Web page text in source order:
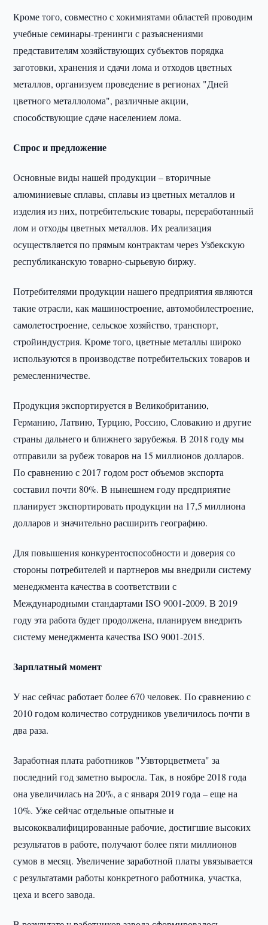
Кроме того, совместно с хокимиятами областей проводим
учебные семинары-тренинги с разъяснениями
представителям хозяйствующих субъектов порядка
заготовки, хранения и сдачи лома и отходов цветных
металлов, организуем проведение в регионах "Дней
цветного металлолома", различные акции,
способствующие сдаче населением лома.
Спрос и предложение
Основные виды нашей продукции – вторичные
алюминиевые сплавы, сплавы из цветных металлов и
изделия из них, потребительские товары, переработанный
лом и отходы цветных металлов. Их реализация
осуществляется по прямым контрактам через Узбекскую
республиканскую товарно-сырьевую биржу.
Потребителями продукции нашего предприятия являются
такие отрасли, как машиностроение, автомобилестроение,
самолетостроение, сельское хозяйство, транспорт,
стройиндустрия. Кроме того, цветные металлы широко
используются в производстве потребительских товаров и
ремесленничестве.
Продукция экспортируется в Великобританию,
Германию, Латвию, Турцию, Россию, Словакию и другие
страны дальнего и ближнего зарубежья. В 2018 году мы
отправили за рубеж товаров на 15 миллионов долларов.
По сравнению с 2017 годом рост объемов экспорта
составил почти 80%. В нынешнем году предприятие
планирует экспортировать продукции на 17,5 миллиона
долларов и значительно расширить географию.
Для повышения конкурентоспособности и доверия со
стороны потребителей и партнеров мы внедрили систему
менеджмента качества в соответствии с
Международными стандартами ISO 9001-2009. В 2019
году эта работа будет продолжена, планируем внедрить
систему менеджмента качества ISO 9001-2015.
Зарплатный момент
У нас сейчас работает более 670 человек. По сравнению с
2010 годом количество сотрудников увеличилось почти в
два раза.
Заработная плата работников "Узвторцветмета" за
последний год заметно выросла. Так, в ноябре 2018 года
она увеличилась на 20%, а с января 2019 года – еще на
10%. Уже сейчас отдельные опытные и
высококвалифицированные рабочие, достигшие высоких
результатов в работе, получают более пяти миллионов
сумов в месяц. Увеличение заработной платы увязывается
с результатами работы конкретного работника, участка,
цеха и всего завода.